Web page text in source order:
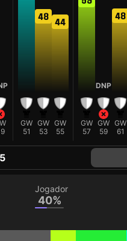
GW
51
48
GW
53
44
GW
55
GW
57
DNP
GW
59
48
GW
61
Jogador
40%